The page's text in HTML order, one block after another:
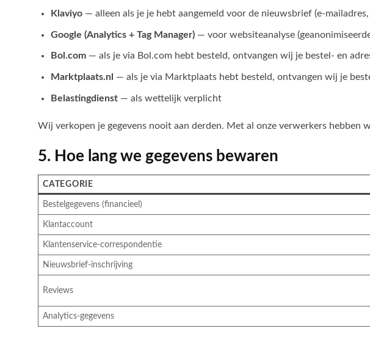
Klaviyo— alleen als je je hebt aangemeld voor de nieuwsbrief (e-
Google (Analytics + Tag Manager)— voor websiteanalyse
Bol.com— als je via Bol.com hebt besteld, ontvangen wij je bestel- en
Marktplaats.nl — als je via Marktplaats hebt besteld, ontvangen wij je
Belastingdienst— als wettelijk verplicht
Wij verkopen je gegevens nooit aan derden. Met al onze verwerkers hebben
5. Hoe lang we gegevens bewaren
CATEGORIE
Bestelgegevens (financieel)
Klantaccount
Klantenservice-correspondentie
Nieuwsbrief-inschrijving
Reviews
Analytics-gegevens